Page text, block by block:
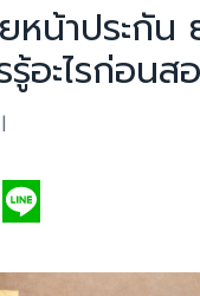
หน้าประกัน
อะไรก่อนส
|